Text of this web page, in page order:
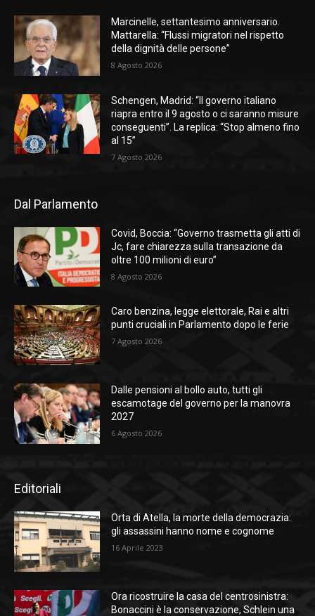
Marcinelle, settantesimo anniversario.
Mattarella: “Flussi migratori nel rispetto
della dignità delle persone”
8 Agosto 2026
Schengen, Madrid: “Il governo italiano
riapra entro il 9 agosto o ci saranno misure
conseguenti”. La replica: “Stop almeno fino
al 15”
7 Agosto 2026
Dal Parlamento
Covid, Boccia: “Governo trasmetta gli atti di
Jc, fare chiarezza sulla transazione da
oltre 100 milioni di euro”
8 Agosto 2026
Caro benzina, legge elettorale, Rai e altri
punti cruciali in Parlamento dopo le ferie
7 Agosto 2026
Dalle pensioni al bollo auto, tutti gli
escamotage del governo per la manovra
2027
6 Agosto 2026
Editoriali
Orta di Atella, la morte della democrazia:
gli assassini hanno nome e cognome
16 Aprile 2023
Ora ricostruire la casa del centrosinistra:
Bonaccini è la conservazione, Schlein una